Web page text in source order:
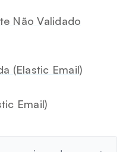
Não Validado
(Elastic Email)
Email)